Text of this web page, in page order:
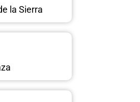
la Sierra